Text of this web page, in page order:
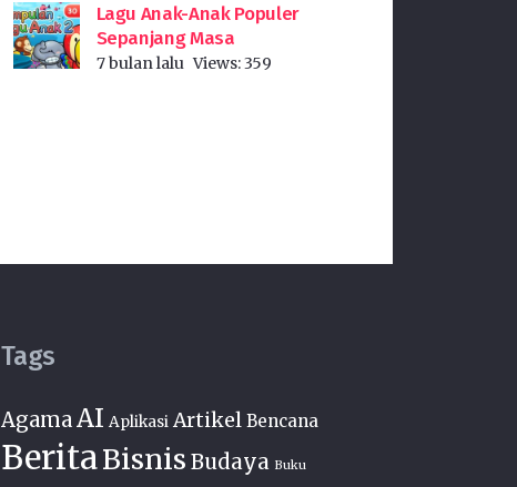
Lagu Anak-Anak Populer
Sepanjang Masa
7 bulan lalu Views:359
Tags
AgamaAI Aplikasi Artikel Bencana
BeritaBisnis Budaya Buku